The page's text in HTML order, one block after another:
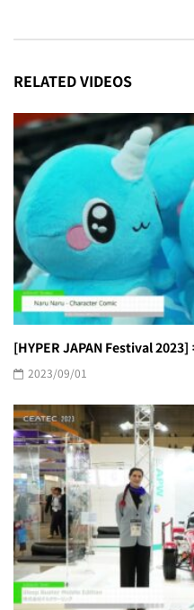
RELATED VIDEOS
[HYPER JAPAN Festival
2023/09/01